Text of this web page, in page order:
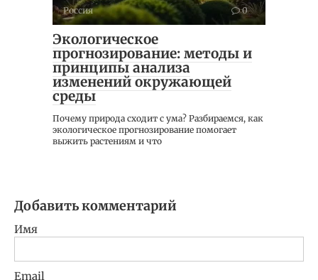
Россия 0
Экологическое
прогнозирование: методы и
принципы анализа
изменений окружающей
среды
Почему природа сходит с ума? Разбираемся, как
экологическое прогнозирование помогает
выжить растениям и что
Добавить комментарий
Имя
Email